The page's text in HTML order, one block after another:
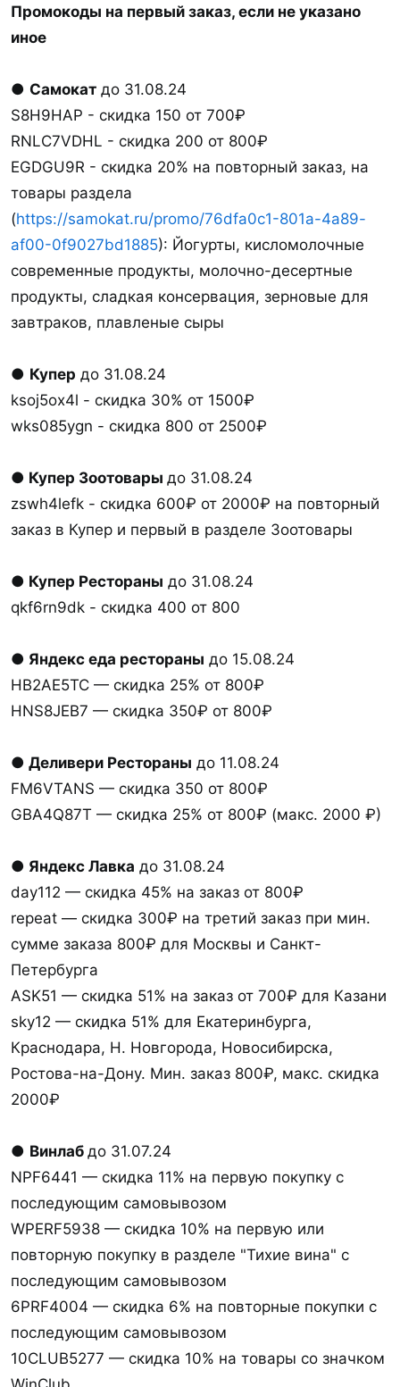
Промокоды на первый заказ, если не указано
иное
● Самокат до 31.08.24
S8H9HAP - скидка 150 от 700₽
RNLC7VDHL - скидка 200 от 800₽
EGDGU9R - скидка 20% на повторный заказ, на
товары раздела
(https://samokat.ru/promo/76dfa0c1-801a-4a89-
af00-0f9027bd1885): Йогурты, кисломолочные
современные продукты, молочно-десертные
продукты, сладкая консервация, зерновые для
завтраков, плавленые сыры
● Купер до 31.08.24
ksoj5ox4l - скидка 30% от 1500₽
wks085ygn - скидка 800 от 2500₽
● Купер Зоотовары до 31.08.24
zswh4lefk - скидка 600₽ от 2000₽ на повторный
заказ в Купер и первый в разделе Зоотовары
● Купер Рестораны до 31.08.24
qkf6rn9dk - скидка 400 от 800
● Яндекс еда рестораны до 15.08.24
HB2AE5TC — скидка 25% от 800₽
HNS8JEB7 — скидка 350₽ от 800₽
● Деливери Рестораны до 11.08.24
FM6VTANS — скидка 350 от 800₽
GBA4Q87T — скидка 25% от 800₽ (макс. 2000 ₽)
● Яндекс Лавка до 31.08.24
day112 — скидка 45% на заказ от 800₽
repeat — скидка 300₽ на третий заказ при мин.
сумме заказа 800₽ для Москвы и Санкт-
Петербурга
ASK51 — скидка 51% на заказ от 700₽ для Казани
sky12 — скидка 51% для Екатеринбурга,
Краснодара, Н. Новгорода, Новосибирска,
Ростова-на-Дону. Мин. заказ 800₽, макс. скидка
2000₽
● Винлаб до 31.07.24
NPF6441 — скидка 11% на первую покупку с
последующим самовывозом
WPERF5938 — скидка 10% на первую или
повторную покупку в разделе "Тихие вина" с
последующим самовывозом
6PRF4004 — скидка 6% на повторные покупки с
последующим самовывозом
10CLUB5277 — скидка 10% на товары со значком